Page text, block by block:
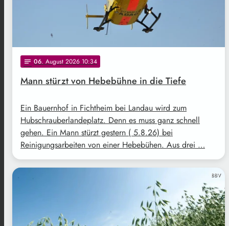
notes 06. August 2026 10:34
Mann stürzt von Hebebühne in die Tiefe
Ein Bauernhof in Fichtheim bei Landau wird zum
Hubschrauberlandeplatz. Denn es muss ganz schnell
gehen. Ein Mann stürzt gestern ( 5.8.26) bei
Reinigungsarbeiten von einer Hebebühen. Aus drei …
BBV